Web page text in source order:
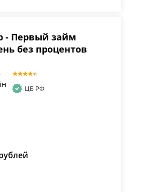
- Первый займ
без процентов
ЦБ РФ